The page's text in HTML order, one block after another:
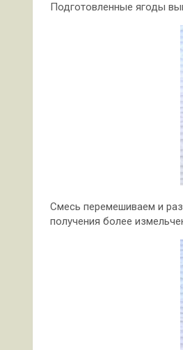
Подготовленные ягоды
Смесь перемешиваем и
получения более